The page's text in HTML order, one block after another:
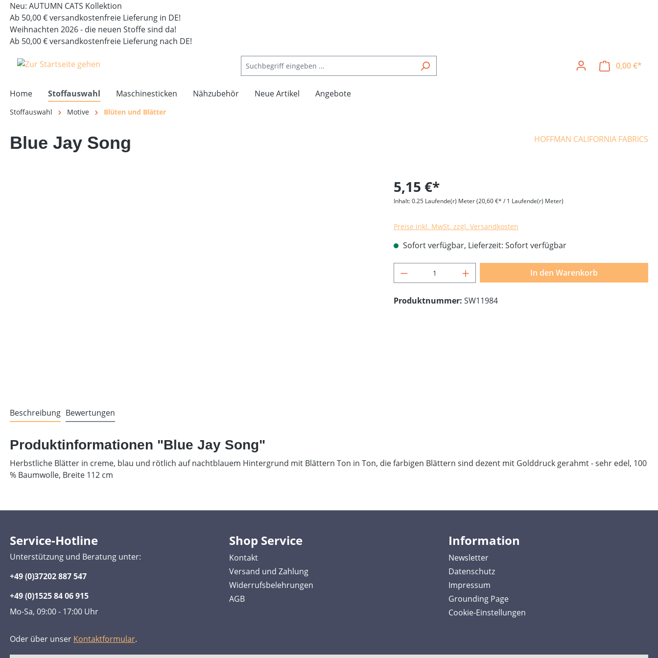
Zur Hauptnavigation springen
Neu: AUTUMN CATS Kollektion
Ab 50,00 € versandkostenfreie Lieferung in DE!
Weihnachten 2026 - die neuen Stoffe sind da!
Ab 50,00 € versandkostenfreie Lieferung nach DE!
0,00 €*
Home Stoffauswahl Maschinesticken Nähzubehör Neue Artikel Angebote
Stoffauswahl Motive Blüten und Blätter
Blue Jay Song HOFFMAN CALIFORNIA FABRICS
5,15 €*
Inhalt:0.25 Laufende(r) Meter(20,60 €* / 1 Laufende(r) Meter)
Preise inkl. MwSt. zzgl. Versandkosten
Sofort verfügbar, Lieferzeit: Sofort verfügbar
Produkt Anzahl: Gib den gewünschten Wert
In den Warenkorb
Produktnummer: SW11984
Beschreibung Bewertungen
Produktinformationen "Blue Jay Song"
Herbstliche Blätter in creme, blau und rötlich auf nachtblauem Hintergrund mit Blättern Ton in Ton, die farbigen Blättern sind dezent mit Golddruck gerahmt - sehr edel, 100
% Baumwolle, Breite 112 cm
Service-Hotline
Unterstützung und Beratung unter:
+49 (0)37202 887 547
+49 (0)1525 84 06 915
Mo-Sa, 09:00 - 17:00 Uhr
Oder über unser Kontaktformular.
Shop Service
Kontakt
Versand und Zahlung
Widerrufsbelehrungen
AGB
Information
Newsletter
Datenschutz
Impressum
Grounding Page
Cookie-Einstellungen